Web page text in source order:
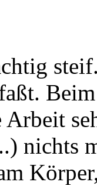
Arbeit
nichts